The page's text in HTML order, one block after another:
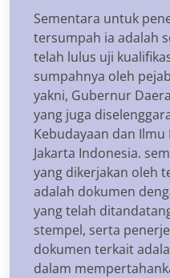
Sementara untuk
tersumpah ia adalah
telah lulus uji
sumpahnya oleh
yakni, Gubernur
yang juga
Kebudayaan dan
Jakarta Indonesia.
yang dikerjakan oleh
adalah dokumen
yang telah
stempel, serta
dokumen terkait
dalam